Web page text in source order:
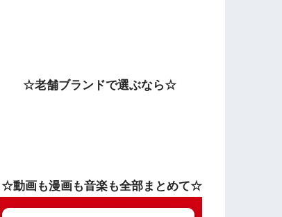
☆老舗ブランドで選ぶなら☆
☆動画も漫画も音楽も全部まとめて☆